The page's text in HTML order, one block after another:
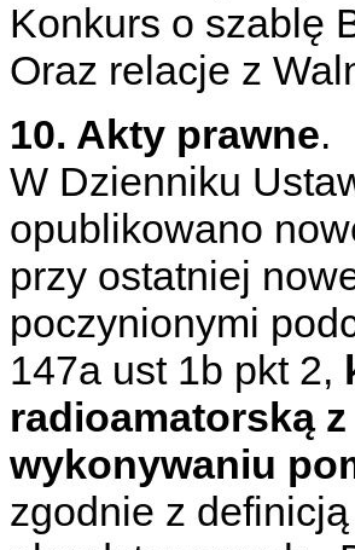
Konkurs o szablę
Oraz relacje z
10. Akty prawne.
W Dzienniku
opublikowano
przy ostatniej
poczynionymi
147a ust 1b pkt 2,
radioamatorską
wykonywaniu
zgodnie z